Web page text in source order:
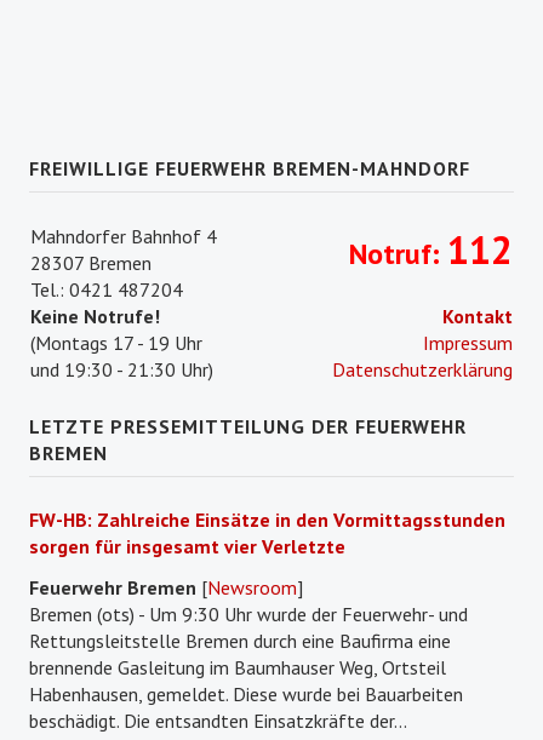
FREIWILLIGE FEUERWEHR BREMEN-MAHNDORF
Mahndorfer Bahnhof 4
28307 Bremen
Tel.: 0421 487204
Keine Notrufe!
(Montags 17 - 19 Uhr
und 19:30 - 21:30 Uhr)
Notruf: 112
Kontakt
Impressum
Datenschutzerklärung
LETZTE PRESSEMITTEILUNG DER FEUERWEHR
BREMEN
FW-HB: Zahlreiche Einsätze in den Vormittagsstunden
sorgen für insgesamt vier Verletzte
Feuerwehr Bremen [Newsroom]
Bremen (ots) - Um 9:30 Uhr wurde der Feuerwehr- und
Rettungsleitstelle Bremen durch eine Baufirma eine
brennende Gasleitung im Baumhauser Weg, Ortsteil
Habenhausen, gemeldet. Diese wurde bei Bauarbeiten
beschädigt. Die entsandten Einsatzkräfte der...